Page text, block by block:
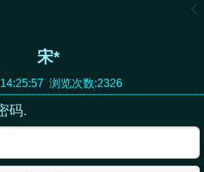
󰊒
宋*
浏览次数:2326
码.